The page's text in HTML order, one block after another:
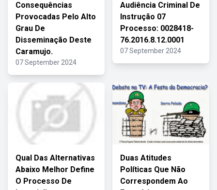
Consequências
Provocadas Pelo Alto
Grau De
Disseminação Deste
Caramujo.
07 September 2024
Audiência Criminal De
Instrução 07
Processo: 0028418-
76.2016.8.12.0001
07 September 2024
Qual Das Alternativas
Abaixo Melhor Define
O Processo De
Duas Atitudes
Políticas Que Não
Correspondem Ao